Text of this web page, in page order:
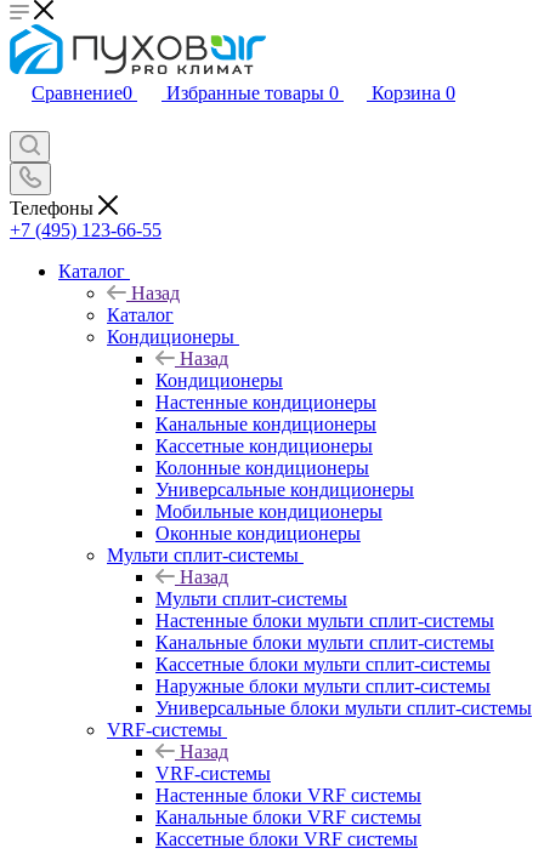
Сравнение0 Избранные товары 0 Корзина 0
Телефоны
+7 (495) 123-66-55
Каталог
Назад
Каталог
Кондиционеры
Назад
Кондиционеры
Настенные кондиционеры
Канальные кондиционеры
Кассетные кондиционеры
Колонные кондиционеры
Универсальные кондиционеры
Мобильные кондиционеры
Оконные кондиционеры
Мульти сплит-системы
Назад
Мульти сплит-системы
Настенные блоки мульти сплит-системы
Канальные блоки мульти сплит-системы
Кассетные блоки мульти сплит-системы
Наружные блоки мульти сплит-системы
Универсальные блоки мульти сплит-системы
VRF-системы
Назад
VRF-системы
Настенные блоки VRF системы
Канальные блоки VRF системы
Кассетные блоки VRF системы